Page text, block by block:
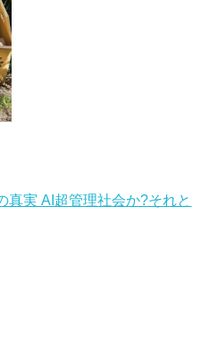
真実 AI超管理社会か?それと